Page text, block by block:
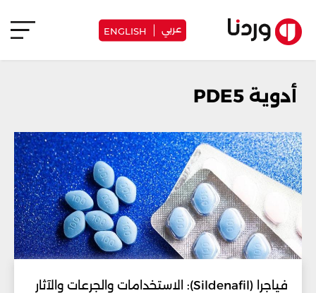
عربي ENGLISH
أدوية PDE5
فياجرا (Sildenafil): الاستخدامات والجرعات والآثار